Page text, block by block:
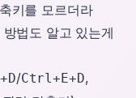
키를 모르더라
법도 알고 있는게
/Ctrl+E+D,